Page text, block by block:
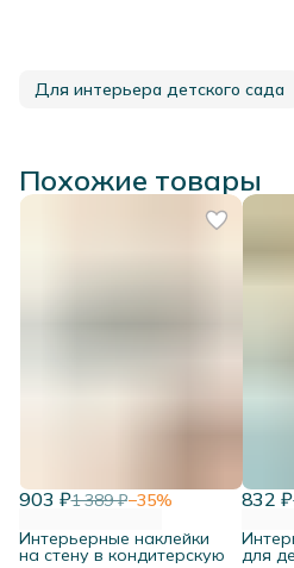
Для интерьера детского сада
Похожие товары
903 ₽1 389 ₽−35%
Интерьерные наклейки
на стену в кондитерскую
832 ₽
для